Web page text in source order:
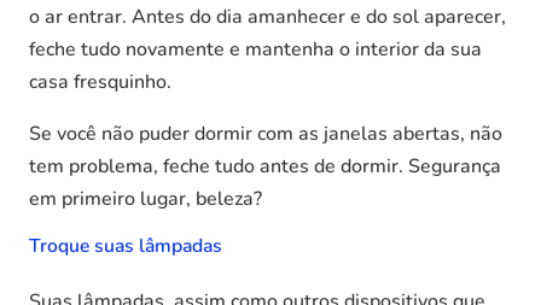
o ar entrar. Antes do dia amanhecer e do sol aparecer,
feche tudo novamente e mantenha o interior da sua
casa fresquinho.
Se você não puder dormir com as janelas abertas, não
tem problema, feche tudo antes de dormir. Segurança
em primeiro lugar, beleza?
Troque suas lâmpadas